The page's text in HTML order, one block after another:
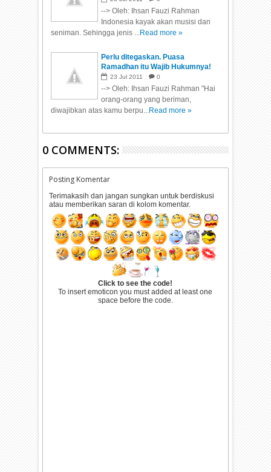
--> Oleh: Ihsan Fauzi Rahman
Indonesia kayak akan musisi dan
seniman. Sehingga jenis ...Read more »
Perlu ditegaskan. Puasa
Ramadhan itu Wajib Hukumnya!
23 Jul 2011 0
--> Oleh: Ihsan Fauzi Rahman "Hai
orang-orang yang beriman,
diwajibkan atas kamu berpu...Read more »
0 COMMENTS:
Posting Komentar
Terimakasih dan jangan sungkan untuk berdiskusi
atau memberikan saran di kolom komentar.
Click to see the code!
To insert emoticon you must added at least one
space before the code.